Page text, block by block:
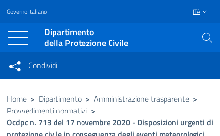
Vai al contenuto principale
Raggiungi il piè di pagina
Governo Italiano ITA
Dipartimento
della Protezione Civile
Condividi su Facebook
Condividi su Twitter
Condividi su LinkedIn
Condividi
Condividi sui social network
Home > Dipartimento > Amministrazione trasparente >
Provvedimenti normativi >
Ocdpc n. 713 del 17 novembre 2020 - Disposizioni urgenti di